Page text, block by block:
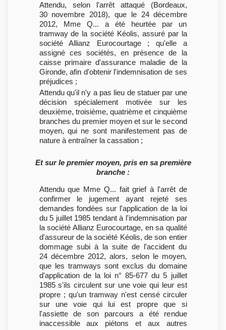
Attendu, selon l'arrêt attaqué (Bordeaux,
30 novembre 2018), que le 24 décembre
2012, Mme Q... a été heurtée par un
tramway de la société Kéolis, assuré par la
société Allianz Eurocourtage ; qu'elle a
assigné ces sociétés, en présence de la
caisse primaire d'assurance maladie de la
Gironde, afin d'obtenir l'indemnisation de ses
préjudices ;
Attendu qu'il n'y a pas lieu de statuer par une
décision spécialement motivée sur les
deuxième, troisième, quatrième et cinquième
branches du premier moyen et sur le second
moyen, qui ne sont manifestement pas de
nature à entraîner la cassation ;
Et sur le premier moyen, pris en sa première
branche :
Attendu que Mme Q... fait grief à l'arrêt de
confirmer le jugement ayant rejeté ses
demandes fondées sur l'application de la loi
du 5 juillet 1985 tendant à l'indemnisation par
la société Allianz Eurocourtage, en sa qualité
d'assureur de la société Kéolis, de son entier
dommage subi à la suite de l'accident du
24 décembre 2012, alors, selon le moyen,
que les tramways sont exclus du domaine
d'application de la loi n° 85-677 du 5 juillet
1985 s'ils circulent sur une voie qui leur est
propre ; qu'un tramway n'est censé circuler
sur une voie qui lui est propre que si
l'assiette de son parcours a été rendue
inaccessible aux piétons et aux autres